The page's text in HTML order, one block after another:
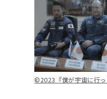
©️2023『僕が宇宙に行